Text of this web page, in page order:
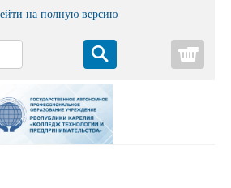
на полную версию